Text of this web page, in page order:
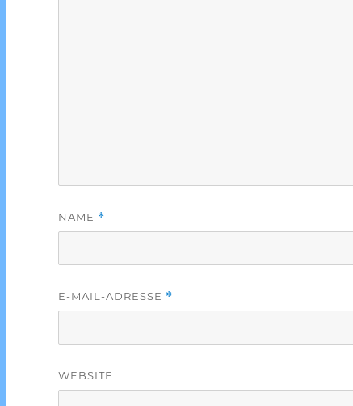
NAME *
E-MAIL-ADRESSE *
WEBSITE